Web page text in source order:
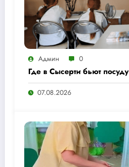
Админ 0
Где в Сысерти бьют посуду
07.08.2026